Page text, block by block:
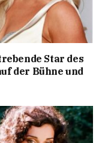
Star des
der Bühne und